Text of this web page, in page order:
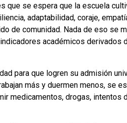
que se espera que la escuela
adaptabilidad, coraje,
de comunidad. Nada de eso se
académicos derivados
para que logren su admisión
más y duermen menos, se
medicamentos, drogas, intentos